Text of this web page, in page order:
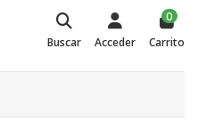
Buscar Acceder
0
Carrito